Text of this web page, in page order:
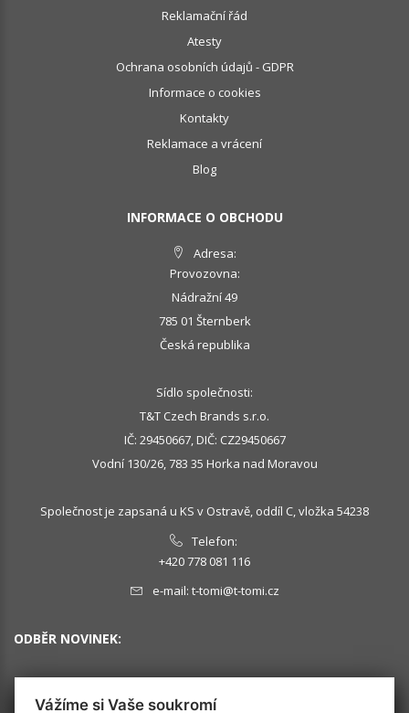
Reklamační řád
Atesty
Ochrana osobních údajů - GDPR
Informace o cookies
Kontakty
Reklamace a vrácení
Blog
INFORMACE O OBCHODU
Adresa:
Provozovna:
Nádražní 49
785 01 Šternberk
Česká republika
Sídlo společnosti:
T&T Czech Brands s.r.o.
IČ: 29450667, DIČ: CZ29450667
Vodní 130/26, 783 35 Horka nad Moravou
Společnost je zapsaná u KS v Ostravě, oddíl C, vložka 54238
Telefon:
+420 778 081 116
e-mail: t-tomi@t-tomi.cz
ODBĚR NOVINEK:
Vážíme si Vaše soukromí